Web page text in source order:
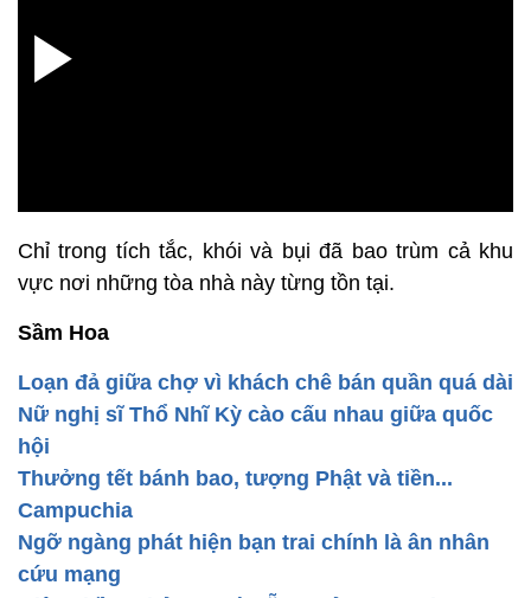
Chỉ trong tích tắc, khói và bụi đã bao trùm cả khu
vực nơi những tòa nhà này từng tồn tại.
Sầm Hoa
Loạn đả giữa chợ vì khách chê bán quần quá dài
Nữ nghị sĩ Thổ Nhĩ Kỳ cào cấu nhau giữa quốc
hội
Thưởng tết bánh bao, tượng Phật và tiền...
Campuchia
Ngỡ ngàng phát hiện bạn trai chính là ân nhân
cứu mạng